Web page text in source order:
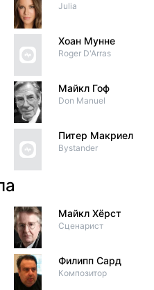
Julia
Хоан Мунне
Roger D'Arras
Майкл Гоф
Don Manuel
Питер Макриел
Bystander
Майкл Хёрст
Сценарист
Филипп Сард
Композитор